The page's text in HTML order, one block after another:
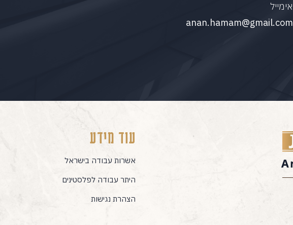
אימייל
anan.hamam@gmail.com
עוד מידע
אשרות עבודה בישראל
היתר עבודה לפלסטינים
הצהרת נגישות